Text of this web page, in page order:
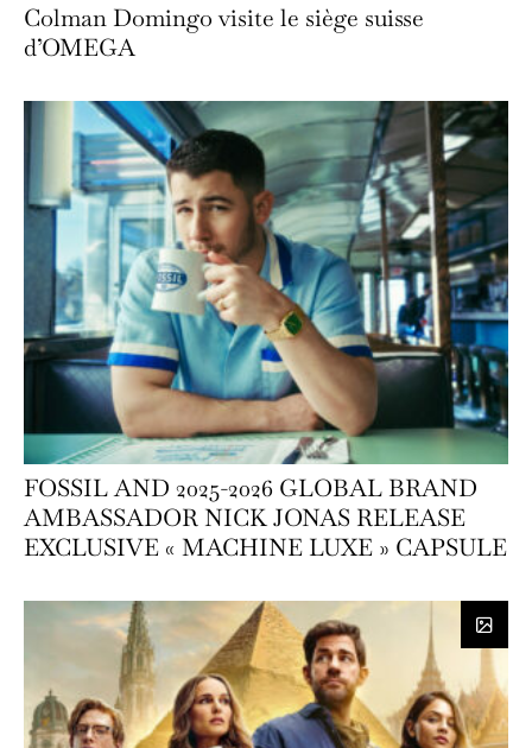
Colman Domingo visite le siège suisse
d’OMEGA
FOSSIL AND 2025-2026 GLOBAL BRAND
AMBASSADOR NICK JONAS RELEASE
EXCLUSIVE « MACHINE LUXE » CAPSULE